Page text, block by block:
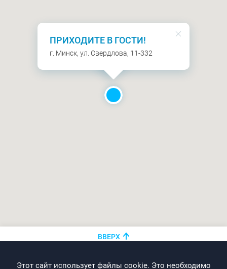
ПРИХОДИТЕ В ГОСТИ!
г. Минск, ул. Свердлова, 11-332
Этот сайт использует файлы cookie. Это необходимо
ВВЕРХ